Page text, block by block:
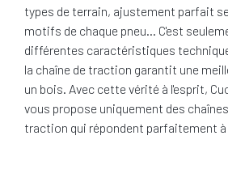
types de terrain, ajustement parfait
motifs de chaque pneu… C'est
différentes caractéristiques
la chaîne de traction garantit une
un bois. Avec cette vérité à l'esprit,
vous propose uniquement des
traction qui répondent parfaitement